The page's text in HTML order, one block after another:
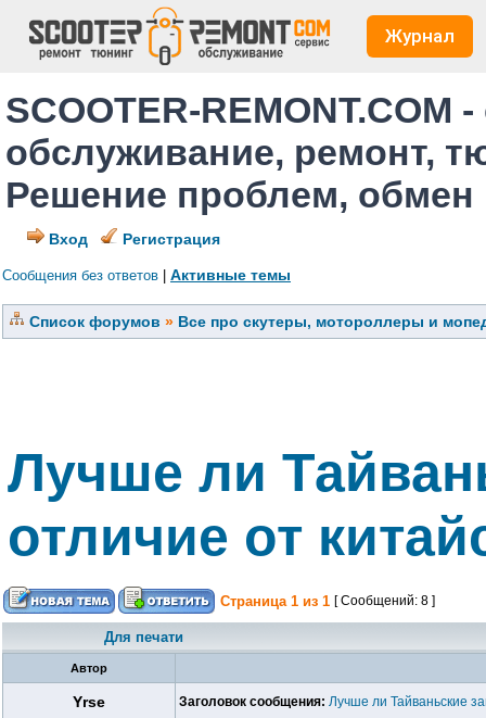
Журнал
SCOOTER-REMONT.COM
обслуживание, ремонт,
Решение проблем,
Вход Регистрация
Сообщения без ответов Активные темы
Список форумов » Все про скутеры, мотороллеры и
Лучше ли
отличие от
Страница 1 из 1 [ Сообщений: 8 ]
Для печати
Автор
Yrse Заголовок сообщения: Лучше ли Тайваньские